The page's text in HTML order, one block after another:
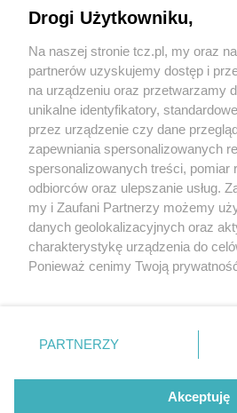
O FIRMIE POLITYKA
REKLAMA WSPÓŁPRACA RSS
Nasze
Aktualności
Tcz24
Historia miasta
Drogi Użytkowniku,
Na naszej stronie tcz.pl, my oraz
partnerów uzyskujemy dostęp i
na urządzeniu oraz przetwarzamy
unikalne identyfikatory,
przez urządzenie czy dane
zapewniania spersonalizowanych
spersonalizowanych treści, pomiar
odbiorców oraz ulepszanie usług.
my i Zaufani Partnerzy możemy
danych geolokalizacyjnych oraz
charakterystykę urządzenia do
Ponieważ cenimy Twoją
znajdujący się w lewym dolnym
przetwarzaniu. Preferencje będą
PARTNERZY
Akceptuję